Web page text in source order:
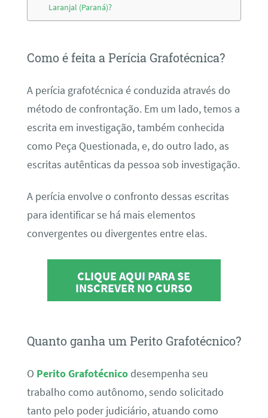
Laranjal (Paraná)?
Como é feita a Perícia Grafotécnica?
A perícia grafotécnica é conduzida através do
método de confrontação. Em um lado, temos a
escrita em investigação, também conhecida
como Peça Questionada, e, do outro lado, as
escritas autênticas da pessoa sob investigação.
A perícia envolve o confronto dessas escritas
para identificar se há mais elementos
convergentes ou divergentes entre elas.
CLIQUE AQUI PARA SE
INSCREVER NO CURSO
Quanto ganha um Perito Grafotécnico?
O Perito Grafotécnicodesempenha seu
trabalho como autônomo, sendo solicitado
tanto pelo poder judiciário, atuando como